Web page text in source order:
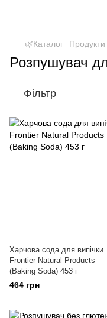
🌿Каталог Продукти
Розпушувач
Фільтр
Харчова сода для випічки
Frontier Natural Products
(Baking Soda) 453 г
464 грн